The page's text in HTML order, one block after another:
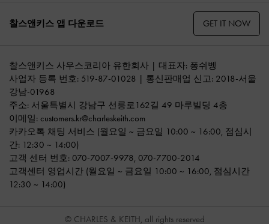
찰스앤키스 앱 다운로드 GET IT NOW
찰스앤키스 사우스코리아 유한회사 | 대표자: 퐁쉬벵
사업자 등록 번호: 519-87-01028 | 통신판매업 신고: 2018-서울
강남-01968
주소: 서울특별시 강남구 선릉로162길 49 마루빌딩 4층
이메일: customers.kr@charleskeith.com
카카오톡 채팅 서비스 (월요일 ~ 금요일 10:00 ~ 16:00, 점심시
간: 12:30 ~ 14:00)
고객 센터 번호: 070-7007-9978, 070-7700-2014
고객센터 영업시간 (월요일 ~ 금요일 10:00 ~ 16:00, 점심시간
12:30 ~ 14:00)
© CHARLES & KEITH, all rights reserved